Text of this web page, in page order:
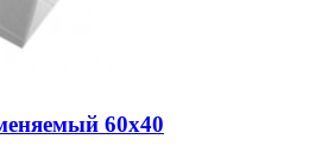
60х40